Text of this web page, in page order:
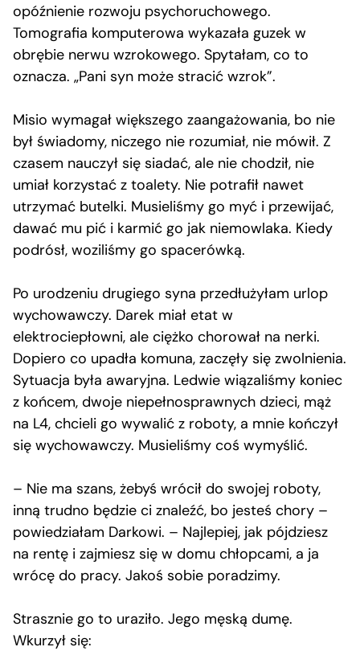
opóźnienie rozwoju psychoruchowego.
Tomografia komputerowa wykazała guzek w
obrębie nerwu wzrokowego. Spytałam, co to
oznacza. „Pani syn może stracić wzrok”.
Misio wymagał większego zaangażowania, bo nie
był świadomy, niczego nie rozumiał, nie mówił. Z
czasem nauczył się siadać, ale nie chodził, nie
umiał korzystać z toalety. Nie potrafił nawet
utrzymać butelki. Musieliśmy go myć i przewijać,
dawać mu pić i karmić go jak niemowlaka. Kiedy
podrósł, woziliśmy go spacerówką.
Po urodzeniu drugiego syna przedłużyłam urlop
wychowawczy. Darek miał etat w
elektrociepłowni, ale ciężko chorował na nerki.
Dopiero co upadła komuna, zaczęły się zwolnienia.
Sytuacja była awaryjna. Ledwie wiązaliśmy koniec
z końcem, dwoje niepełnosprawnych dzieci, mąż
na L4, chcieli go wywalić z roboty, a mnie kończył
się wychowawczy. Musieliśmy coś wymyślić.
– Nie ma szans, żebyś wrócił do swojej roboty,
inną trudno będzie ci znaleźć, bo jesteś chory –
powiedziałam Darkowi. – Najlepiej, jak pójdziesz
na rentę i zajmiesz się w domu chłopcami, a ja
wrócę do pracy. Jakoś sobie poradzimy.
Strasznie go to uraziło. Jego męską dumę.
Wkurzył się: